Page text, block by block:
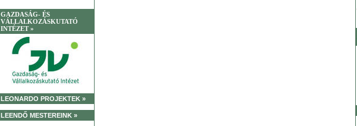
GAZDASÁG- ÉS
VÁLLALKOZÁSKUTATÓ
INTÉZET »
LEONARDO PROJEKTEK »
LEENDŐ MESTEREINK »